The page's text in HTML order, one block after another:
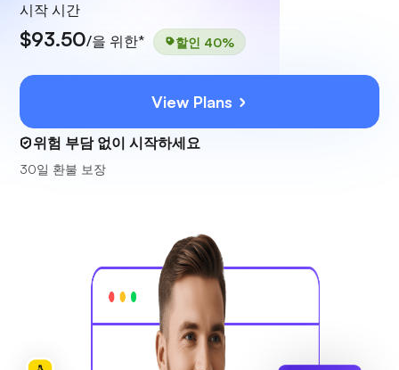
시작 시간
$93.50/을 위한* 할인 40%
View Plans
위험 부담 없이 시작하세요
30일 환불 보장